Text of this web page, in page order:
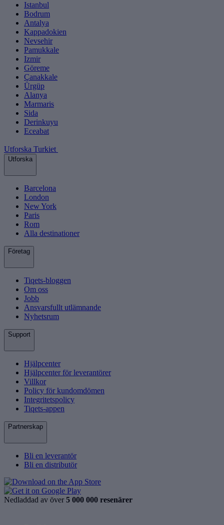
Istanbul
Bodrum
Antalya
Kappadokien
Nevsehir
Pamukkale
Izmir
Göreme
Çanakkale
Ürgüp
Alanya
Marmaris
Sida
Derinkuyu
Eceabat
Utforska Turkiet
Utforska
Barcelona
London
New York
Paris
Rom
Alla destinationer
Företag
Tiqets-bloggen
Om oss
Jobb
Ansvarsfullt utlämnande
Nyhetsrum
Support
Hjälpcenter
Hjälpcenter för leverantörer
Villkor
Policy för kundomdömen
Integritetspolicy
Tiqets-appen
Partnerskap
Bli en leverantör
Bli en distributör
Nedladdad av över 5 000 000 resenärer